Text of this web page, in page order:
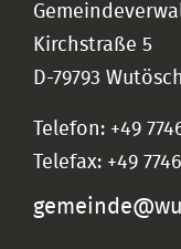
Kirchstraße 5
D-79793
Telefon: +49
Telefax: +49